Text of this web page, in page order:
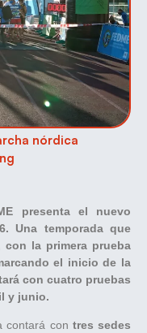
nórdica
presenta el nuevo
Una temporada que
con la primera prueba
el inicio de la
con cuatro pruebas
y junio.
contará con tres sedes